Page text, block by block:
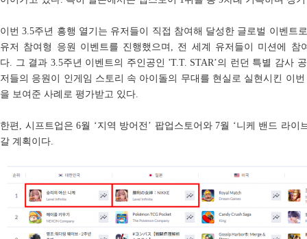
이번 3.5주년 흥행 열기는 유저들이 직접 참여해 달성한 글로벌 이벤트
유저 참여형 응원 이벤트를 진행했으며, 전 세계 유저들이 미션에 참
다. 그 결과 3.5주년 이벤트의 주인공인 'T.T. STAR’의 런던 특별 감사
저들의 응원이 인게임 스토리 속 아이돌의 무대를 현실로 실현시킨 이
을 보여준 사례로 평가받고 있다.
한편, 시프트업은 6월 ‘지역 방어전’ 팝업스토어와 7월 ‘니케 밴드 라
갈 계획이다.